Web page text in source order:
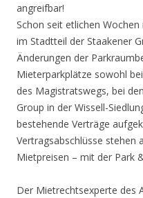
angreifbar!
Schon seit etlichen
im Stadtteil der Staakener
Änderungen der
Mieterparkplätze sowohl
des Magistratswegs, bei
Group in der Wissell-
bestehende Verträge
Vertragsabschlüsse stehen
Mietpreisen – mit der Park
Der Mietrechtsexperte des